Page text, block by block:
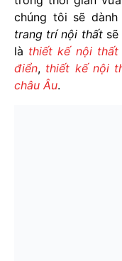
chúng tôi sẽ
trang trí nội thấtsẽ
là thiết kế nội
điển, thiết kế nội
châu Âu.